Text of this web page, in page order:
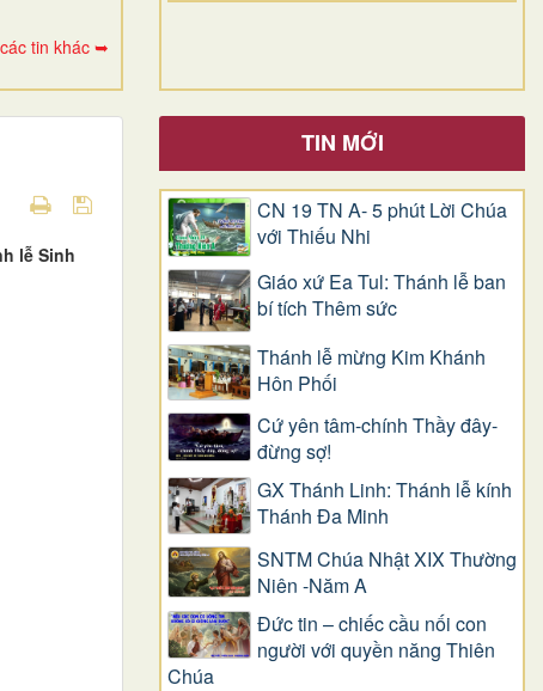
tin khác ➥
lễ Sinh
TIN MỚI
CN 19 TN A- 5 phút Lời Chúa
với Thiếu Nhi
Giáo xứ Ea Tul: Thánh lễ ban
bí tích Thêm sức
Thánh lễ mừng Kim Khánh
Hôn Phối
Cứ yên tâm-chính Thầy đây-
đừng sợ!
GX Thánh Linh: Thánh lễ kính
Thánh Đa Minh
SNTM Chúa Nhật XIX Thường
Niên -Năm A
Đức tin – chiếc cầu nối con
người với quyền năng Thiên
Chúa